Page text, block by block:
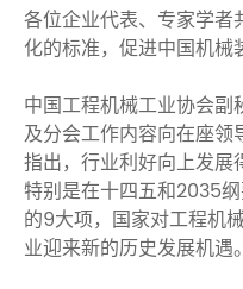
各位企业代表、专家学
化的标准，促进中国机械
中国工程机械工业协会
及分会工作内容向在座
指出，行业利好向上发展
特别是在十四五和2035
的9大项，国家对工程机
业迎来新的历史发展机遇。